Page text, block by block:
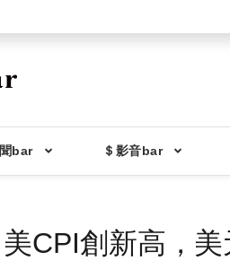
bar ＄影音bar
美CPI創新高，